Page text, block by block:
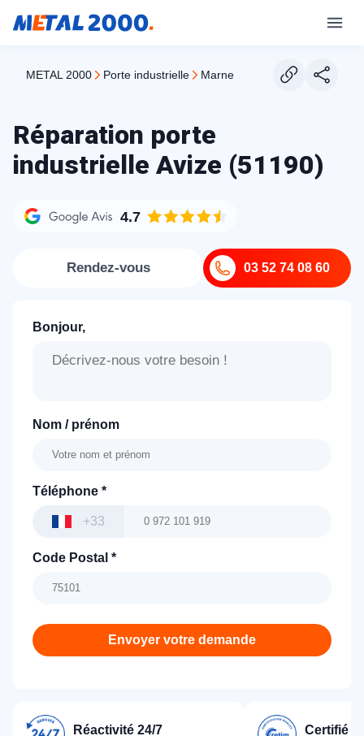
METAL 2000 porte industrielle marne
Réparation porte
industrielle Avize (51190)
4.7
03 52 74 08 60
Rendez-vous
Bonjour,
Nom / prénom
Téléphone *
+33
Code Postal *
Envoyer votre demande
Réactivité 24/7 Certifié